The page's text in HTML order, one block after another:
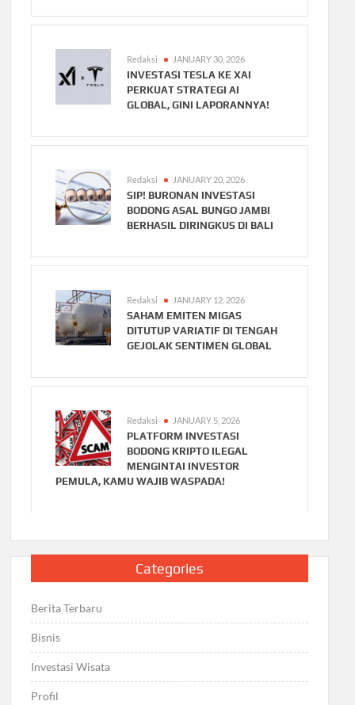
Redaksi JANUARY 30, 2026
INVESTASI TESLA KE XAI
PERKUAT STRATEGI AI
GLOBAL, GINI LAPORANNYA!
Redaksi JANUARY 20, 2026
SIP! BURONAN INVESTASI
BODONG ASAL BUNGO JAMBI
BERHASIL DIRINGKUS DI BALI
Redaksi JANUARY 12, 2026
SAHAM EMITEN MIGAS
DITUTUP VARIATIF DI TENGAH
GEJOLAK SENTIMEN GLOBAL
Redaksi JANUARY 5, 2026
PLATFORM INVESTASI
BODONG KRIPTO ILEGAL
MENGINTAI INVESTOR
PEMULA, KAMU WAJIB WASPADA!
Categories
Berita Terbaru
Bisnis
Investasi Wisata
Profil